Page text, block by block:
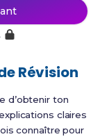
Révision
d’obtenir ton
claires
connaître pour